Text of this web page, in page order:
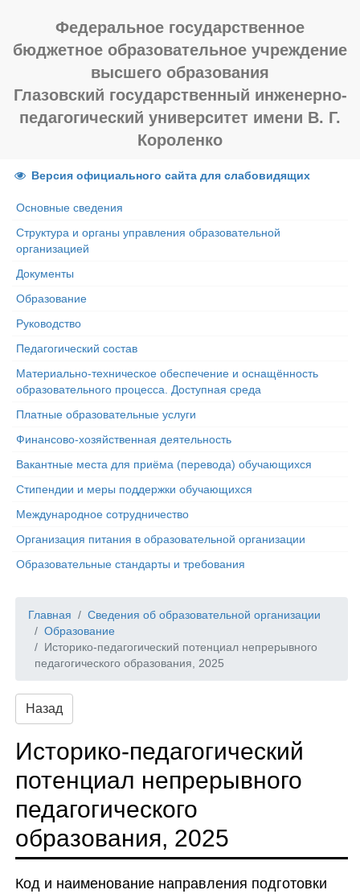
Федеральное государственное
бюджетное образовательное учреждение
высшего образования
Глазовский государственный инженерно-
педагогический университет имени В. Г.
Короленко
Версия официального сайта для слабовидящих
Основные сведения
Структура и органы управления образовательной
организацией
Документы
Образование
Руководство
Педагогический состав
Материально-техническое обеспечение и оснащённость
образовательного процесса. Доступная среда
Платные образовательные услуги
Финансово-хозяйственная деятельность
Вакантные места для приёма (перевода) обучающихся
Стипендии и меры поддержки обучающихся
Международное сотрудничество
Организация питания в образовательной организации
Образовательные стандарты и требования
Главная
Сведения об образовательной организации
Образование
Историко-педагогический потенциал непрерывного
педагогического образования, 2025
Назад
Историко-педагогический
потенциал непрерывного
педагогического
образования, 2025
Код и наименование направления подготовки